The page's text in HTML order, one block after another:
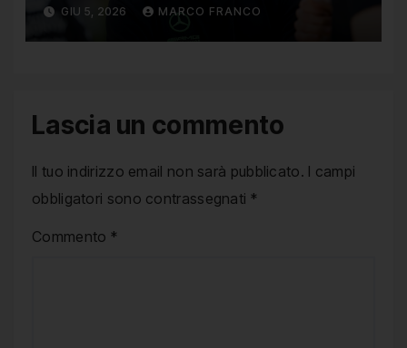
GIU 5, 2026 MARCO FRANCO
Lascia un commento
Il tuo indirizzo email non sarà pubblicato. I campi
obbligatori sono contrassegnati *
Commento *